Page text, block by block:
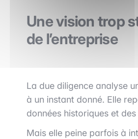
Une vision trop
de l’entreprise
La due diligence analyse
à un instant donné. Elle
données historiques et
Mais elle peine parfois à